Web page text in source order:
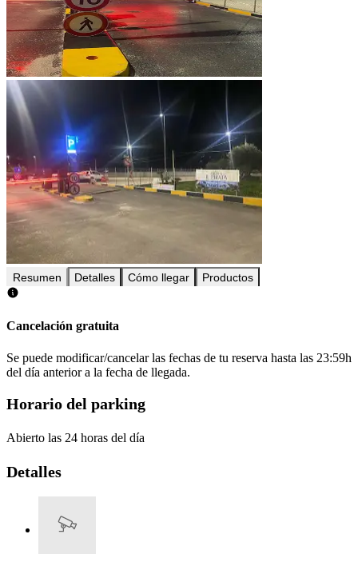
Resumen Detalles Cómo llegar Productos
Cancelación gratuita
Se puede modificar/cancelar las fechas de tu reserva hasta las 23:59h
del día anterior a la fecha de llegada.
Horario del parking
Abierto las 24 horas del día
Detalles